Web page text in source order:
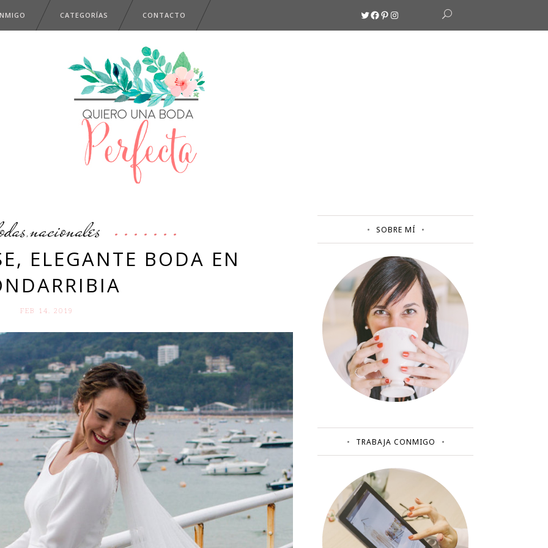
CATEGORÍAS CONTACTO Twitter
Facebook
Pinterest
Instagram
,nacionales
ELEGANTE BODA EN
FEB 14. 2019
SOBRE MÍ
TRABAJA CONMIGO